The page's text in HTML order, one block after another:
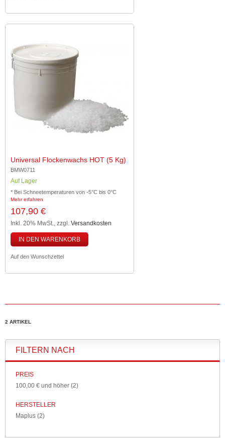
Universal Flockenwachs HOT (5 Kg)
BMW0711
Auf Lager
* Bei Schneetemperaturen von -5°C bis 0°C
Mehr erfahren
107,90 €
Inkl. 20% MwSt., zzgl. Versandkosten
IN DEN WARENKORB
Auf den Wunschzettel
2 ARTIKEL
FILTERN NACH
PREIS
100,00 € und höher (2)
HERSTELLER
Maplus (2)